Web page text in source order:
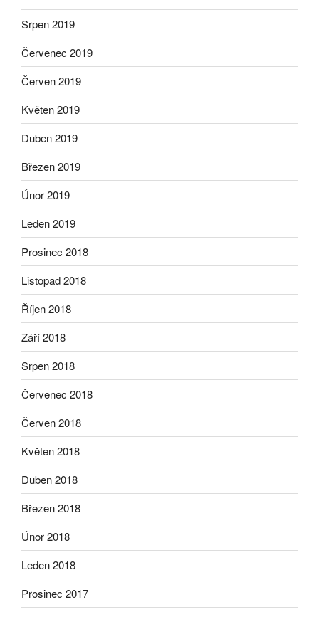
Srpen 2019
Červenec 2019
Červen 2019
Květen 2019
Duben 2019
Březen 2019
Únor 2019
Leden 2019
Prosinec 2018
Listopad 2018
Říjen 2018
Září 2018
Srpen 2018
Červenec 2018
Červen 2018
Květen 2018
Duben 2018
Březen 2018
Únor 2018
Leden 2018
Prosinec 2017